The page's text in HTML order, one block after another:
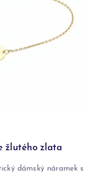
žlutého zlata
dámský náramek s